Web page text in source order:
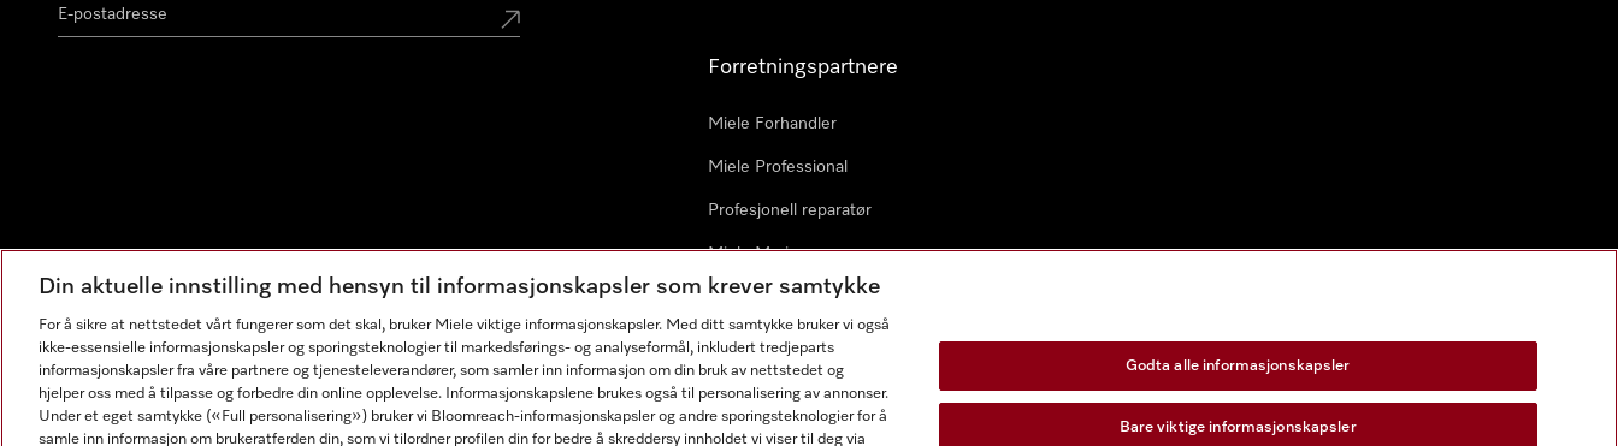
Forretningspartnere
Miele Forhandler
Miele Professional
Profesjonell reparatør
Miele Marine
Arkitekter & byggherrer
Din aktuelle innstilling med hensyn til informasjonskapsler som krever samtykke
For å sikre at nettstedet vårt fungerer som det skal, bruker Miele viktige informasjonskapsler. Med ditt samtykke bruker vi også
ikke-essensielle informasjonskapsler og sporingsteknologier til markedsførings- og analyseformål, inkludert tredjeparts
informasjonskapsler fra våre partnere og tjenesteleverandører, som samler inn informasjon om din bruk av nettstedet og
hjelper oss med å tilpasse og forbedre din online opplevelse. Informasjonskapslene brukes også til personalisering av annonser.
Under et eget samtykke («Full personalisering») bruker vi Bloomreach-informasjonskapsler og andre sporingsteknologier for å
samle inn informasjon om brukeratferden din, som vi tilordner profilen din for bedre å skreddersy innholdet vi viser til deg via
Godta alle informasjonskapsler
Bare viktige informasjonskapsler